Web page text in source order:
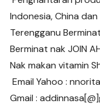
Indonesia, China
Terengganu
Berminat nak JOIN
Nak makan vitamin
Email Yahoo :
Gmail :